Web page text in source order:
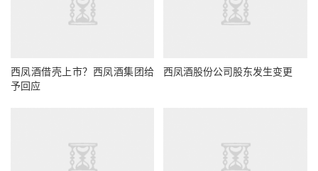
西凤酒借壳上市？西凤酒集团给
予回应
西凤酒股份公司股东发生变更